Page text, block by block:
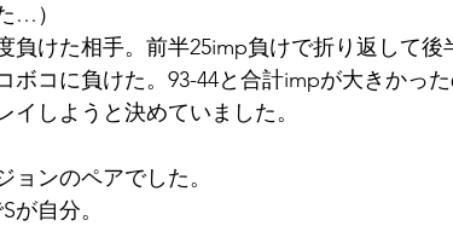
…）
負けた相手。前半25imp負けで折り返して後
ボコに負けた。93-44と合計impが大きかっ
しようと決めていました。
ンのペアでした。
自分。